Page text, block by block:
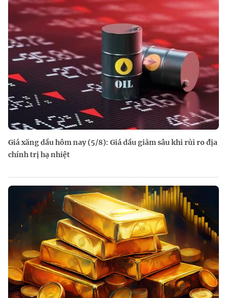
Giá xăng dầu hôm nay (5/8): Giá dầu giảm sâu khi rủi ro địa
chính trị hạ nhiệt